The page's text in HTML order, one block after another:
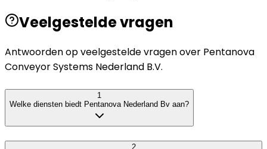
Veelgestelde vragen
Antwoorden op veelgestelde vragen over Pentanova
Conveyor Systems Nederland B.V.
1
Welke diensten biedt Pentanova Nederland Bv aan?
2